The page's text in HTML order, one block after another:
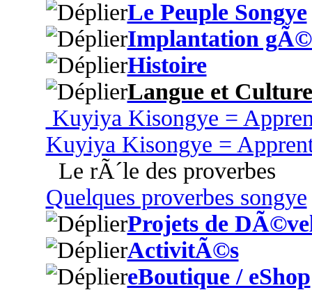
Le Peuple Songye
Implantation
Histoire
Langue et Culture
Kuyiya Kisongye =
Kuyiya Kisongye =
Le rÃ´le des proverbes
Quelques proverbes songye
Projets de
ActivitÃ©s
eBoutique / eShop